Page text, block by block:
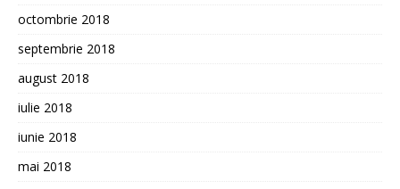
octombrie 2018
septembrie 2018
august 2018
iulie 2018
iunie 2018
mai 2018